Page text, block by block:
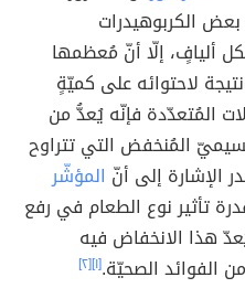
بعض الكربوهيدرات
أليافٍ، إلّا أنّ مُعظمها
لاحتوائه على كميّةٍ
المُتعدّدة فإنّه يُعدُّ من
المُنخفض التي تتراوح
المؤشّر
تأثير نوع الطعام في رفع
هذا الانخفاض فيه
الفوائد الصحيّة.[١] [٢]